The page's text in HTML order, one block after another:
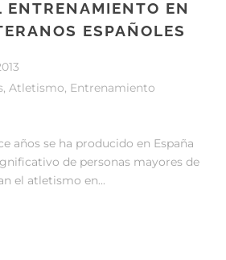
ENTRENAMIENTO EN
ESPAÑOLES
, Atletismo, Entrenamiento
años se ha producido en España
de personas mayores de
el atletismo en...